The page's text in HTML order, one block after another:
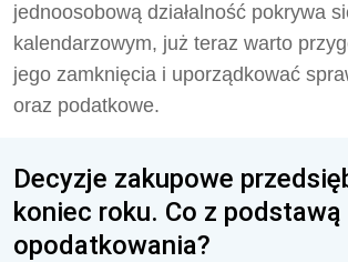
jednoosobową działalność pokrywa
kalendarzowym, już teraz warto
jego zamknięcia i uporządkować
oraz podatkowe.
Decyzje zakupowe
koniec roku. Co z podstawą
opodatkowania?